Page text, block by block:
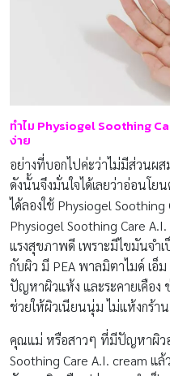
ทำไม Physiogel Soothing
ง่าย
อย่างที่บอกไปค่ะว่าไม่มีส่วนผส
ดังนั้นจึงมั่นใจได้เลยว่าอ่อนโย
ได้ลองใช้ Physiogel Soothing
Physiogel Soothing Care
แรงสุขภาพดี เพราะมีไขมันจำ
กับผิว มี PEA พาลมิตาไมด์ เอ็
ปัญหาผิวแห้ง และระคายเคือง
ช่วยให้ผิวเนียนนุ่ม ไม่แห้งกร้าน
คุณแม่ หรือสาวๆ ที่มีปัญหาผิวอ
Soothing Care A.I. cream แล้